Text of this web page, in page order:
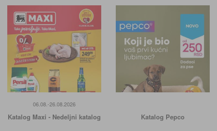
06.08.-26.08.2026
Katalog Maxi - Nedeljni katalog Katalog Pepco